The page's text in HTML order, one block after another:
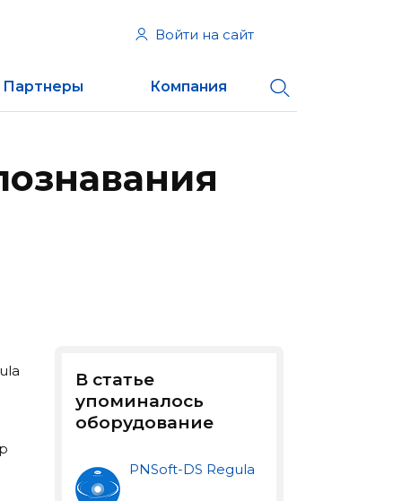
Войти на сайт
Партнеры Компания
В статье
упоминалось
оборудование
PNSoft-DS Regula